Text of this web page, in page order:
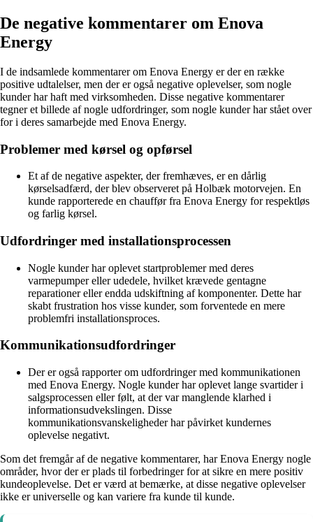
De negative kommentarer om Enova
Energy
I de indsamlede kommentarer om Enova Energy er der en række
positive udtalelser, men der er også negative oplevelser, som nogle
kunder har haft med virksomheden. Disse negative kommentarer
tegner et billede af nogle udfordringer, som nogle kunder har stået over
for i deres samarbejde med Enova Energy.
Problemer med kørsel og opførsel
Et af de negative aspekter, der fremhæves, er en dårlig
kørselsadfærd, der blev observeret på Holbæk motorvejen. En
kunde rapporterede en chauffør fra Enova Energy for respektløs
og farlig kørsel.
Udfordringer med installationsprocessen
Nogle kunder har oplevet startproblemer med deres
varmepumper eller udedele, hvilket krævede gentagne
reparationer eller endda udskiftning af komponenter. Dette har
skabt frustration hos visse kunder, som forventede en mere
problemfri installationsproces.
Kommunikationsudfordringer
Der er også rapporter om udfordringer med kommunikationen
med Enova Energy. Nogle kunder har oplevet lange svartider i
salgsprocessen eller følt, at der var manglende klarhed i
informationsudvekslingen. Disse
kommunikationsvanskeligheder har påvirket kundernes
oplevelse negativt.
Som det fremgår af de negative kommentarer, har Enova Energy nogle
områder, hvor der er plads til forbedringer for at sikre en mere positiv
kundeoplevelse. Det er værd at bemærke, at disse negative oplevelser
ikke er universelle og kan variere fra kunde til kunde.